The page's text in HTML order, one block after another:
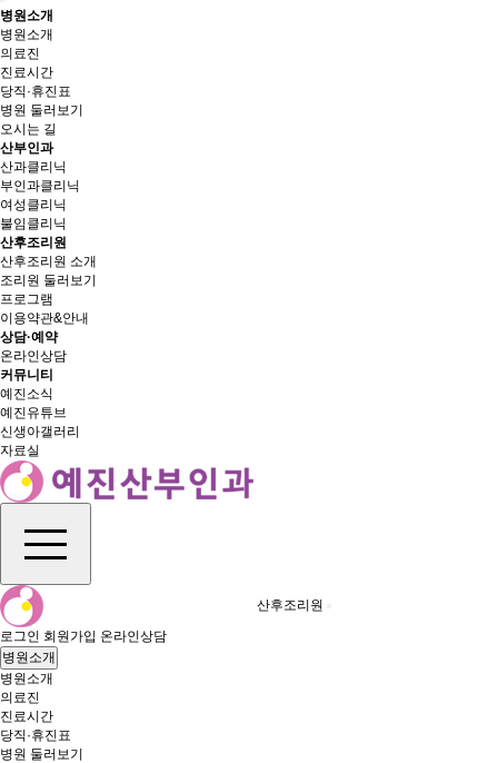
병원소개
병원소개
의료진
진료시간
당직·휴진표
병원 둘러보기
오시는 길
산부인과
산과클리닉
부인과클리닉
여성클리닉
불임클리닉
산후조리원
산후조리원 소개
조리원 둘러보기
프로그램
이용약관&안내
상담·예약
온라인상담
커뮤니티
예진소식
예진유튜브
신생아갤러리
자료실
산후조리원
로그인 회원가입 온라인상담
병원소개
병원소개
의료진
진료시간
당직·휴진표
병원 둘러보기